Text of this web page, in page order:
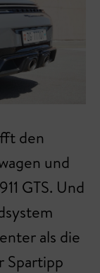
den
und
GTS. Und
als die
Spartipp